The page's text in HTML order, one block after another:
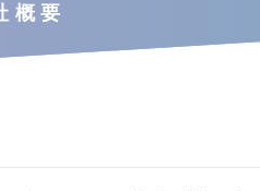
概要